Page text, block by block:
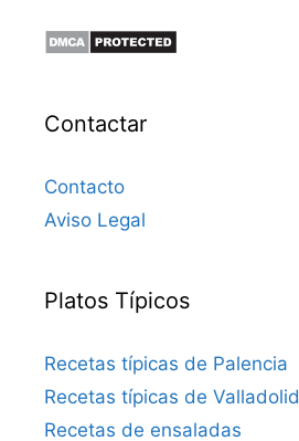
Contactar
Contacto
Aviso Legal
Platos Típicos
Recetas típicas de Palencia
Recetas típicas de Valladolid
Recetas de ensaladas